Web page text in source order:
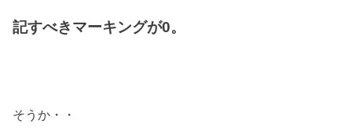
記すべきマーキングが0。
そうか・・